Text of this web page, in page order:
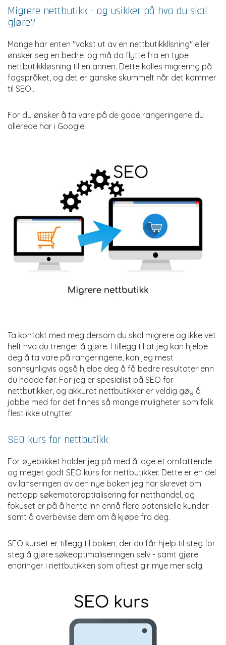
Migrere nettbutikk - og usikker på hva du skal
gjøre?
Mange har enten "vokst ut av en nettbutikkllsning" eller
ønsker seg en bedre, og må da flytte fra en type
nettbutikkløsning til en annen. Dette kalles migrering på
fagspråket, og det er ganske skummelt når det kommer
til SEO...
For du ønsker å ta vare på de gode rangeringene du
allerede har i Google.
Ta kontakt med meg dersom du skal migrere og ikke vet
helt hva du trenger å gjøre. I tillegg til at jeg kan hjelpe
deg å ta vare på rangeringene, kan jeg mest
sannsynligvis også hjelpe deg å få bedre resultater enn
du hadde før. For jeg er spesialist på SEO for
nettbutikker, og akkurat nettbutikker er veldig gøy å
jobbe med for det finnes så mange muligheter som folk
flest ikke utnytter.
SEO kurs for nettbutikk
For øyeblikket holder jeg på med å lage et omfattende
og meget godt SEO kurs for nettbutikker. Dette er en del
av lanseringen av den nye boken jeg har skrevet om
nettopp søkemotoroptialisering for netthandel, og
fokuset er på å hente inn ennå flere potensielle kunder -
samt å overbevise dem om å kjøpe fra deg.
SEO kurset er tillegg til boken, der du får hjelp til steg for
steg å gjøre søkeoptimaliseringen selv - samt gjøre
endringer i nettbutikken som oftest gir mye mer salg.